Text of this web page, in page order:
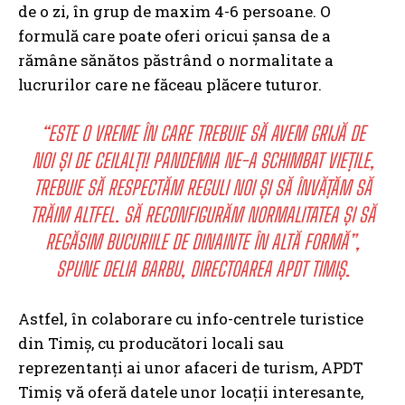
de o zi, în grup de maxim 4-6 persoane. O
formulă care poate oferi oricui șansa de a
rămâne sănătos păstrând o normalitate a
lucrurilor care ne făceau plăcere tuturor.
“ESTE O VREME ÎN CARE TREBUIE SĂ AVEM GRIJĂ DE
NOI ȘI DE CEILALȚI! PANDEMIA NE-A SCHIMBAT VIEȚILE,
TREBUIE SĂ RESPECTĂM REGULI NOI ȘI SĂ ÎNVĂȚĂM SĂ
TRĂIM ALTFEL. SĂ RECONFIGURĂM NORMALITATEA ȘI SĂ
REGĂSIM BUCURIILE DE DINAINTE ÎN ALTĂ FORMĂ”,
SPUNE DELIA BARBU, DIRECTOAREA APDT TIMIȘ.
Astfel, în colaborare cu info-centrele turistice
din Timiș, cu producători locali sau
reprezentanți ai unor afaceri de turism, APDT
Timiș vă oferă datele unor locații interesante,